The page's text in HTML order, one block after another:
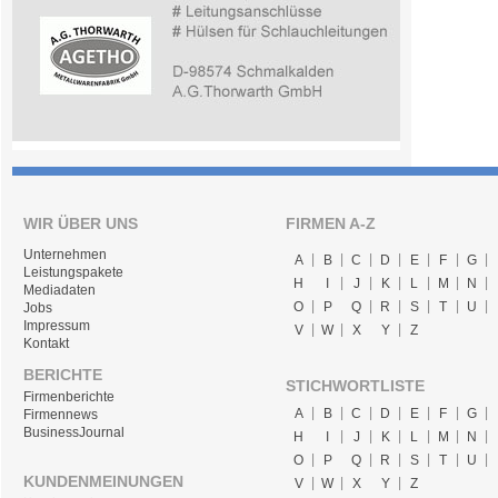
WIR ÜBER UNS
Unternehmen
Leistungspakete
Mediadaten
Jobs
Impressum
Kontakt
BERICHTE
Firmenberichte
Firmennews
BusinessJournal
KUNDENMEINUNGEN
FIRMEN A-Z
A B C D E F
G
H
J K L M
N
O
P Q R S T
U
V
W X Y Z
STICHWORTLISTE
A B C D E F
G
H
J K L M
N
O
P Q R S T
U
V
W X Y Z